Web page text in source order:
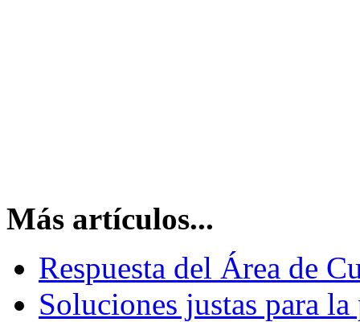
Más artículos...
Respuesta del Área de
Soluciones justas para